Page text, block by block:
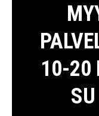
10-20